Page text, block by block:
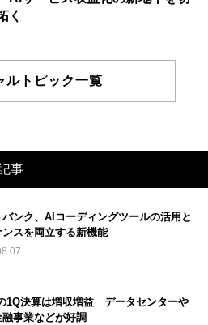
く
ルトピック一覧
事
バンク、AIコーディングツールの活用と
ンスを両立する新機能
1Q決算は増収増益 データセンターや
事業などが好調